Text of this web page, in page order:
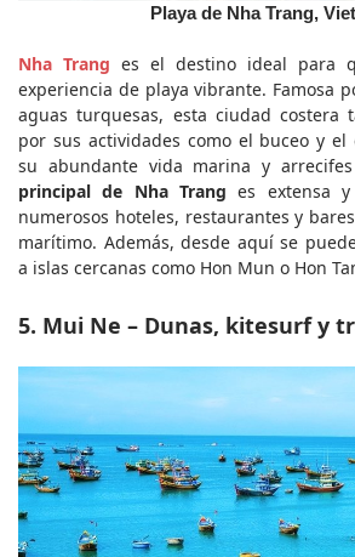
Playa de Nha Trang,
Nha Trang es el destino ideal para
experiencia de playa vibrante. Famosa
aguas turquesas, esta ciudad costera
por sus actividades como el buceo y el
su abundante vida marina y
principal de Nha Trang es extensa
numerosos hoteles, restaurantes y
marítimo. Además, desde aquí se
a islas cercanas como Hon Mun o Hon
5. Mui Ne – Dunas, kitesurf y